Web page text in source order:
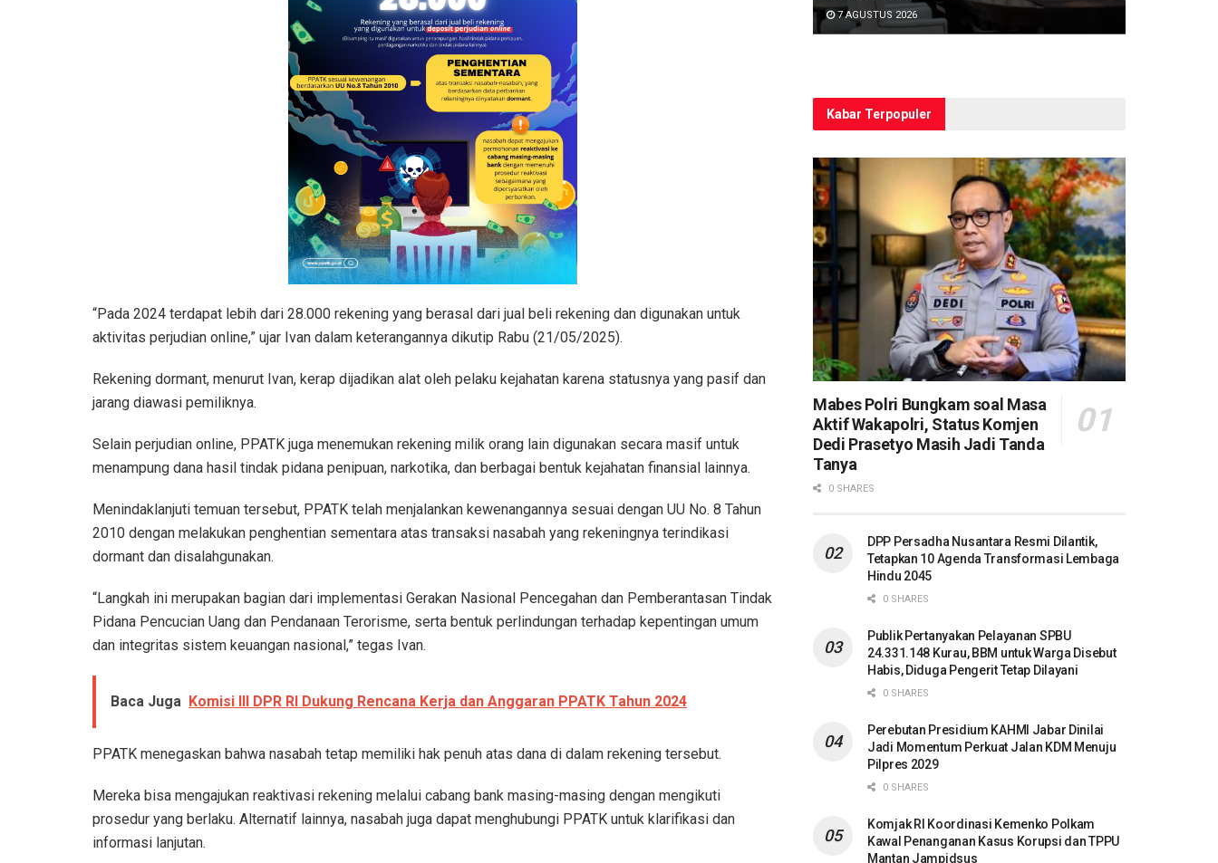
“Pada 2024 terdapat lebih dari 28.000 rekening yang berasal dari jual beli rekening dan digunakan untuk
aktivitas perjudian online,” ujar Ivan dalam keterangannya dikutip Rabu (21/05/2025).
Rekening dormant, menurut Ivan, kerap dijadikan alat oleh pelaku kejahatan karena statusnya yang pasif dan
jarang diawasi pemiliknya.
Selain perjudian online, PPATK juga menemukan rekening milik orang lain digunakan secara masif untuk
menampung dana hasil tindak pidana penipuan, narkotika, dan berbagai bentuk kejahatan finansial lainnya.
Menindaklanjuti temuan tersebut, PPATK telah menjalankan kewenangannya sesuai dengan UU No. 8 Tahun
2010 dengan melakukan penghentian sementara atas transaksi nasabah yang rekeningnya terindikasi
dormant dan disalahgunakan.
“Langkah ini merupakan bagian dari implementasi Gerakan Nasional Pencegahan dan Pemberantasan Tindak
Pidana Pencucian Uang dan Pendanaan Terorisme, serta bentuk perlindungan terhadap kepentingan umum
dan integritas sistem keuangan nasional,” tegas Ivan.
Baca Juga Komisi III DPR RI Dukung Rencana Kerja dan Anggaran PPATK Tahun 2024
PPATK menegaskan bahwa nasabah tetap memiliki hak penuh atas dana di dalam rekening tersebut.
Mereka bisa mengajukan reaktivasi rekening melalui cabang bank masing-masing dengan mengikuti
prosedur yang berlaku. Alternatif lainnya, nasabah juga dapat menghubungi PPATK untuk klarifikasi dan
informasi lanjutan.
7 AGUSTUS 2026
Kabar Terpopuler
Mabes Polri Bungkam soal Masa
Aktif Wakapolri, Status Komjen
Dedi Prasetyo Masih Jadi Tanda
Tanya
0 SHARES
DPP Persadha Nusantara Resmi Dilantik,
Tetapkan 10 Agenda Transformasi Lembaga
Hindu 2045
0 SHARES
Publik Pertanyakan Pelayanan SPBU
24.331.148 Kurau, BBM untuk Warga Disebut
Habis, Diduga Pengerit Tetap Dilayani
0 SHARES
Perebutan Presidium KAHMI Jabar Dinilai
Jadi Momentum Perkuat Jalan KDM Menuju
Pilpres 2029
0 SHARES
Komjak RI Koordinasi Kemenko Polkam
Kawal Penanganan Kasus Korupsi dan TPPU
Mantan Jampidsus